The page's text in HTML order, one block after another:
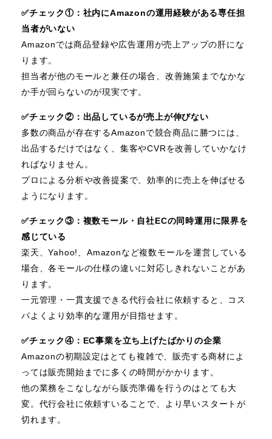
✅️チェック①：社内にAmazonの運用経験がある専任担
当者がいない
Amazonでは商品登録や広告運用が売上アップの肝にな
ります。
担当者が他のモールと兼任の場合、改善施策までなかな
か手が回らないのが現実です。
✅️チェック②：出品しているが売上が伸びない
多数の商品が存在するAmazonで競合商品に勝つには、
出品するだけではなく、集客やCVRを改善していかなけ
ればなりません。
プロによる分析や改善提案で、効率的に売上を伸ばせる
ようになります。
✅️チェック③：複数モール・自社ECの同時運用に限界を
感じている
楽天、Yahoo!、Amazonなど複数モールを運営している
場合、各モールの仕様の違いに対応しきれないことがあ
ります。
一元管理・一貫支援できる代行会社に依頼すると、コス
パよくより効率的な運用が目指せます。
✅️チェック④：EC事業を立ち上げたばかりの企業
Amazonの初期設定はとても複雑で、販売する商材によ
っては販売開始までに多くの時間がかかります。
他の業務をこなしながら販売準備を行うのはとても大
変。代行会社に依頼すいることで、より早いスタートが
切れます。